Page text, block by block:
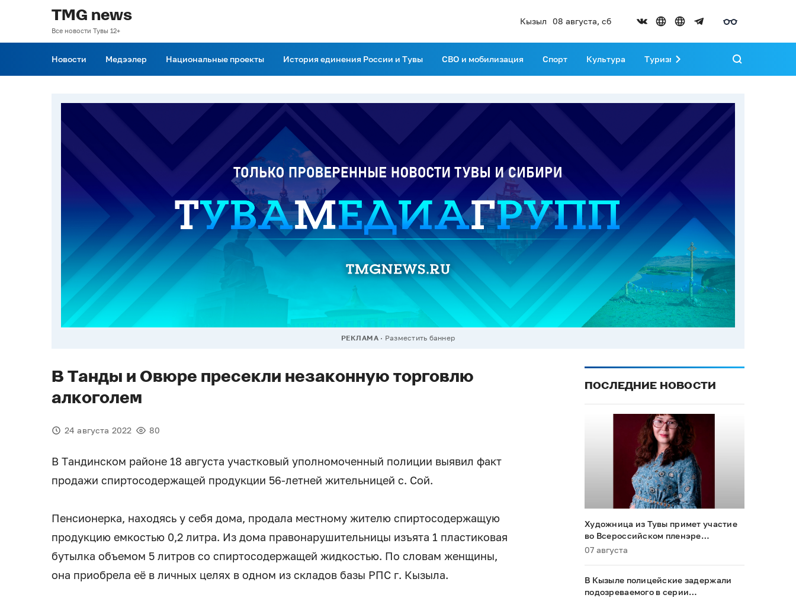
TMG news
Все новости Тувы 12+
Кызыл 08 августа, сб
Новости Медээлер Национальные проекты История единения России и Тувы СВО и мобилизация Спорт Культура Туризм Развитие Тувы
РЕКЛАМА Разместить баннер
В Танды и Овюре пресекли незаконную торговлю
алкоголем
24 августа 2022 80
В Тандинском районе 18 августа участковый уполномоченный полиции выявил факт
продажи спиртосодержащей продукции 56-летней жительницей с. Сой.
Пенсионерка, находясь у себя дома, продала местному жителю спиртосодержащую
продукцию емкостью 0,2 литра. Из дома правонарушительницы изъята 1 пластиковая
бутылка объемом 5 литров со спиртосодержащей жидкостью. По словам женщины,
она приобрела её в личных целях в одном из складов базы РПС г. Кызыла.
ПОСЛЕДНИЕ НОВОСТИ
Художница из Тувы примет участие
во Всероссийском пленэре
акварелистов в Ханты-Мансийске
07 августа
В Кызыле полицейские задержали
подозреваемого в серии